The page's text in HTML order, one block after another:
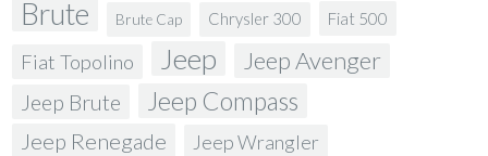
Brute Brute Cap Chrysler 300 Fiat 500
Fiat Topolino Jeep Jeep Avenger
Jeep Brute Jeep Compass
Jeep Renegade Jeep Wrangler